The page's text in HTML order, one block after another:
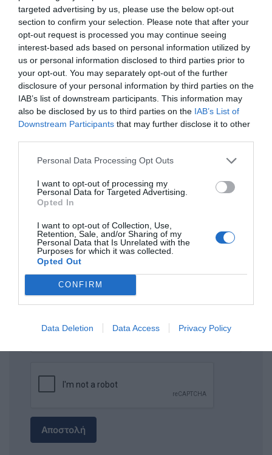
targeted advertising by us, please use the below opt-out
section to confirm your selection. Please note that after your
opt-out request is processed you may continue seeing
interest-based ads based on personal information utilized by
us or personal information disclosed to third parties prior to
your opt-out. You may separately opt-out of the further
disclosure of your personal information by third parties on the
IAB’s list of downstream participants. This information may
also be disclosed by us to third parties on the IAB’s List of
Downstream Participants that may further disclose it to other
Personal Data Processing Opt Outs
I want to opt-out of processing my
Personal Data for Targeted Advertising.
Opted In
I want to opt-out of Collection, Use,
Retention, Sale, and/or Sharing of my
Personal Data that Is Unrelated with the
Purposes for which it was collected.
Opted Out
CONFIRM
Data Deletion Data Access Privacy Policy
Η ανωνυμία είναι το καλύτερο κρησφύγετο δειλίας και
χυδαιότητας!
Σχόλια 0
Πρόσθεσε ένα σχόλιο
ΟΝΟΜΑ
ΤΙΤΛΟΣ
ΣΧΟΛΙΟ
Αποστολή